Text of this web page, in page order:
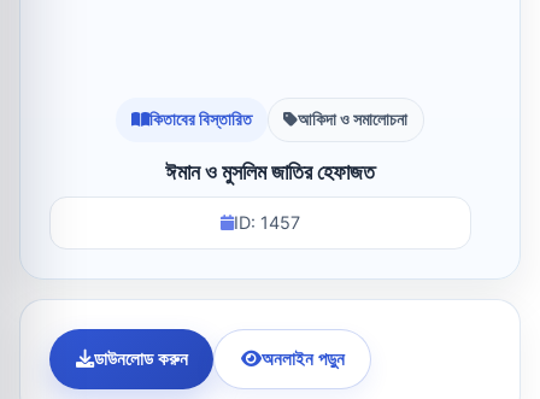
কিতাবের বিস্তারিত আকিদা ও সমালোচনা
ঈমান ও মুসলিম জাতির হেফাজত
ID: 1457
ডাউনলোড করুন অনলাইন পড়ুন